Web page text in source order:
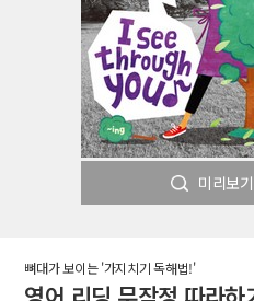
미리보기
뼈대가 보이는 '가지치기 독해법!'